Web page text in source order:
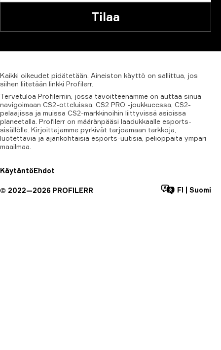
Tilaa
Kaikki oikeudet pidätetään. Aineiston käyttö on sallittua, jos
siihen liitetään linkki Profilerr.
Tervetuloa Profilerriin, jossa tavoitteenamme on auttaa sinua
navigoimaan CS2-otteluissa, CS2 PRO -joukkueessa, CS2-
pelaajissa ja muissa CS2-markkinoihin liittyvissä asioissa
planeetalla. Profilerr on määränpääsi laadukkaalle esports-
sisällölle. Kirjoittajamme pyrkivät tarjoamaan tarkkoja,
luotettavia ja ajankohtaisia esports-uutisia, pelioppaita ympäri
maailmaa.
KäytäntöEhdot
© 2022—2026 PROFILERR FI Suomi